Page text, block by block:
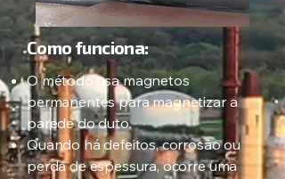
Como funciona:
O método usa magnetos
permanentes para magnetizar a
parede do duto.
Quando há defeitos, corrosão ou
perda de espessura, ocorre uma